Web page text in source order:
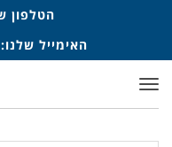
הטלפון
האימייל שלנו:
תפריט